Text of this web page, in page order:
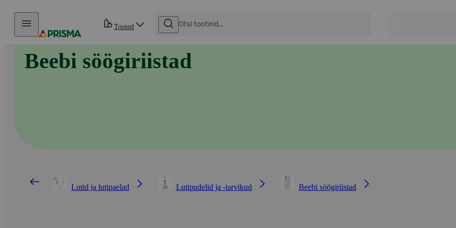
Otse sisu juurde
Tooted
Beebi söögiriistad
Lutid ja lutipaelad Lutipudelid ja -tarvikud Beebi söögiriistad